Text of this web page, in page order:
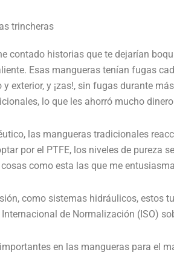
trincheras
contado historias que te dejarían
Esas mangueras tenían fugas
exterior, y ¡zas!, sin fugas durante
lo que les ahorró mucho
las mangueras tradicionales
por el PTFE, los niveles de
como esta las que me
como sistemas hidráulicos, estos
de Normalización (ISO)
en las mangueras para el